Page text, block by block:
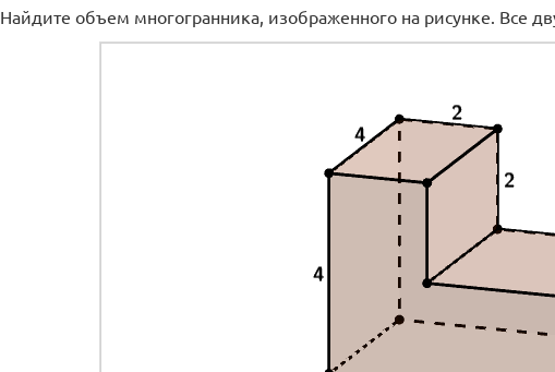
Найдите объем многогранника, изображенного на рисунке. Все